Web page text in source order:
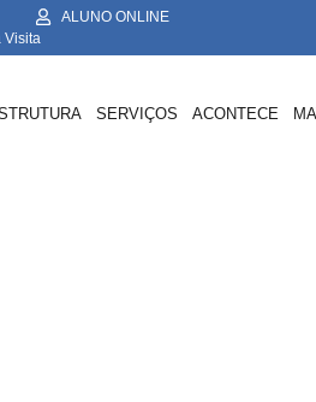
ALUNO ONLINE
Visita
SERVIÇOS ACONTECE